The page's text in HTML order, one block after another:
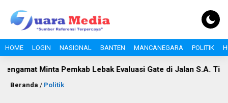
HOME LOGIN NASIONAL BANTEN MANCANEGARA POLITIK
Pemkab Lebak Evaluasi Gate di Jalan S.A. Tirtayasa
Beranda / Politik